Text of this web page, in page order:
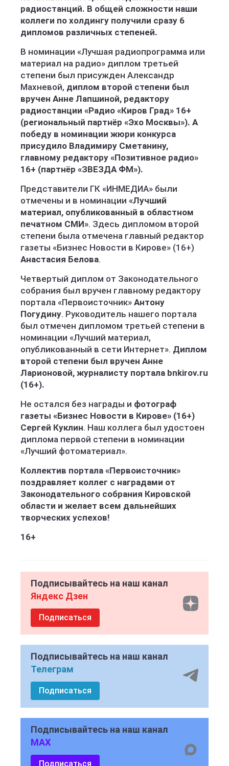
радиостанций. В общей сложности наши
коллеги по холдингу получили сразу 6
дипломов различных степеней.
В номинации «Лучшая радиопрограмма или
материал на радио» диплом третьей
степени был присужден Александр
Махневой, диплом второй степени был
вручен Анне Лапшиной, редактору
радиостанции «Радио «Киров Град» 16+
(региональный партнёр «Эхо Москвы»). А
победу в номинации жюри конкурса
присудило Владимиру Сметанину,
главному редактору «Позитивное радио»
16+ (партнёр «ЗВЕЗДА ФМ»).
Представители ГК «ИНМЕДИА» были
отмечены и в номинации «Лучший
материал, опубликованный в областном
печатном СМИ». Здесь дипломом второй
степени была отмечена главный редактор
газеты «Бизнес Новости в Кирове» (16+)
Анастасия Белова.
Четвертый диплом от Законодательного
собрания был вручен главному редактору
портала «Первоисточник» Антону
Погудину. Руководитель нашего портала
был отмечен дипломом третьей степени в
номинации «Лучший материал,
опубликованный в сети Интернет». Диплом
второй степени был вручен Анне
Ларионовой, журналисту портала bnkirov.ru
(16+).
Не остался без награды и фотограф
газеты «Бизнес Новости в Кирове» (16+)
Сергей Куклин. Наш коллега был удостоен
диплома первой степени в номинации
«Лучший фотоматериал».
Коллектив портала «Первоисточник»
поздравляет коллег с наградами от
Законодательного собрания Кировской
области и желает всем дальнейших
творческих успехов!
16+
Подписывайтесь на наш канал
Яндекс Дзен
Подписаться
Подписывайтесь на наш канал
Телеграм
Подписаться
Подписывайтесь на наш канал
MAX
Подписаться